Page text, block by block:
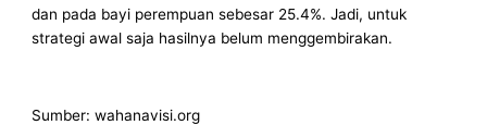
dan pada bayi perempuan sebesar 25.4%. Jadi, untuk
strategi awal saja hasilnya belum menggembirakan.
Sumber: wahanavisi.org